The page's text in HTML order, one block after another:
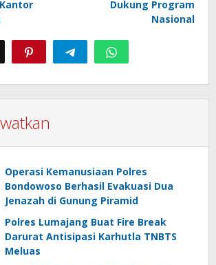
Dukung Program
Nasional
Operasi Kemanusiaan Polres
Bondowoso Berhasil Evakuasi Dua
Jenazah di Gunung Piramid
Polres Lumajang Buat Fire Break
Darurat Antisipasi Karhutla TNBTS
Meluas